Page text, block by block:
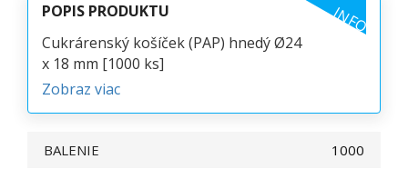
POPIS PRODUKTU INFO
Cukrárenský košíček (PAP) hnedý Ø24
x 18 mm [1000 ks]
Zobraz viac
BALENIE
1000